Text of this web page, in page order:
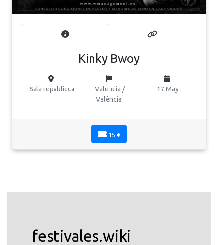
Kinky Bwoy
Sala repvblicca
Valencia /
València
17 May
15 €
festivales.wiki